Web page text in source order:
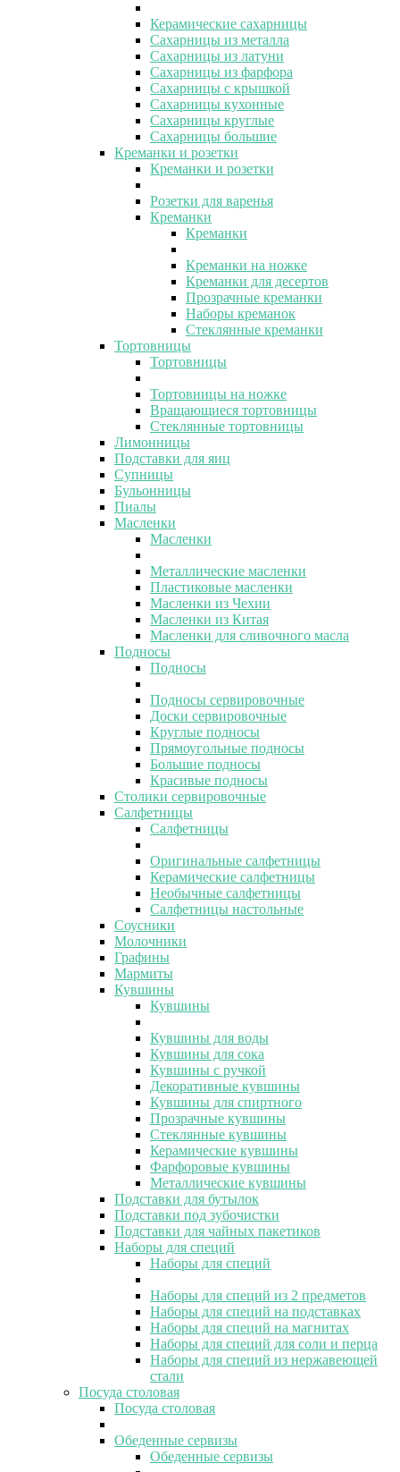
Керамические сахарницы
Сахарницы из металла
Сахарницы из латуни
Сахарницы из фарфора
Сахарницы с крышкой
Сахарницы кухонные
Сахарницы круглые
Сахарницы большие
Креманки и розетки
Креманки и розетки
Розетки для варенья
Креманки
Креманки
Креманки на ножке
Креманки для десертов
Прозрачные креманки
Наборы креманок
Стеклянные креманки
Тортовницы
Тортовницы
Тортовницы на ножке
Вращающиеся тортовницы
Стеклянные тортовницы
Лимонницы
Подставки для яиц
Супницы
Бульонницы
Пиалы
Масленки
Масленки
Металлические масленки
Пластиковые масленки
Масленки из Чехии
Масленки из Китая
Масленки для сливочного масла
Подносы
Подносы
Подносы сервировочные
Доски сервировочные
Круглые подносы
Прямоугольные подносы
Большие подносы
Красивые подносы
Столики сервировочные
Салфетницы
Салфетницы
Оригинальные салфетницы
Керамические салфетницы
Необычные салфетницы
Салфетницы настольные
Соусники
Молочники
Графины
Мармиты
Кувшины
Кувшины
Кувшины для воды
Кувшины для сока
Кувшины с ручкой
Декоративные кувшины
Кувшины для спиртного
Прозрачные кувшины
Стеклянные кувшины
Керамические кувшины
Фарфоровые кувшины
Металлические кувшины
Подставки для бутылок
Подставки под зубочистки
Подставки для чайных пакетиков
Наборы для специй
Наборы для специй
Наборы для специй из 2 предметов
Наборы для специй на подставках
Наборы для специй на магнитах
Наборы для специй для соли и перца
Наборы для специй из нержавеющей
стали
Посуда столовая
Посуда столовая
Обеденные сервизы
Обеденные сервизы